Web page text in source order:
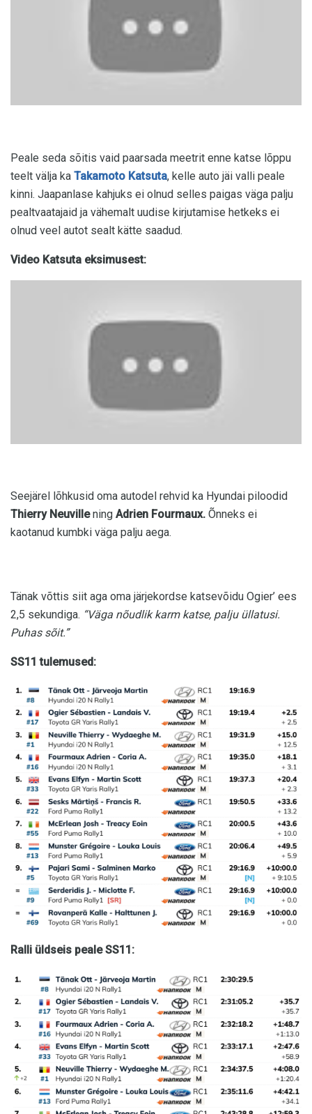
Peale seda sõitis vaid paarsada meetrit enne katse lõppu
teelt välja ka Takamoto Katsuta, kelle auto jäi valli peale
kinni. Jaapanlase kahjuks ei olnud selles paigas väga palju
pealtvaatajaid ja vähemalt uudise kirjutamise hetkeks ei
olnud veel autot sealt kätte saadud.
Video Katsuta eksimusest:
Seejärel lõhkusid oma autodel rehvid ka Hyundai piloodid
Thierry Neuvillening Adrien Fourmaux. Õnneks ei
kaotanud kumbki väga palju aega.
Tänak võttis siit aga oma järjekordse katsevõidu Ogier’ ees
2,5 sekundiga. “Väga nõudlik karm katse, palju üllatusi.
Puhas sõit.”
SS11 tulemused:
Ralli üldseis peale SS11: